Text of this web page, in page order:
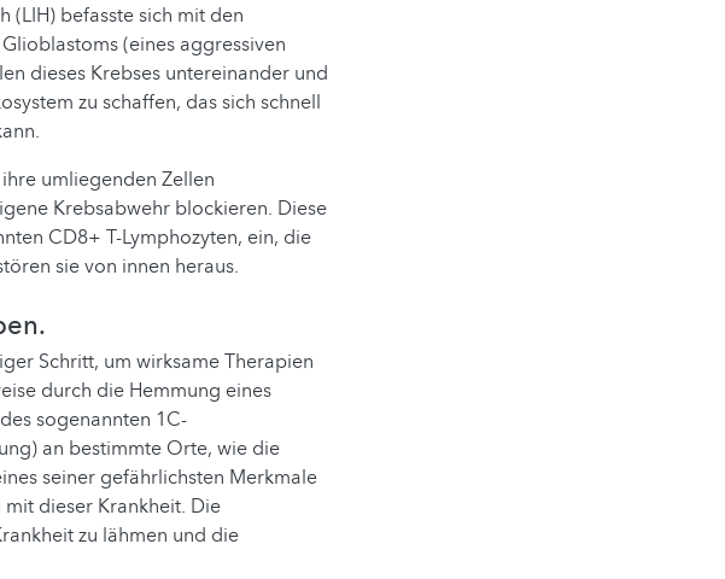
(LIH) befasste sich mit den
(eines aggressiven
dieses Krebses untereinander und
zu schaffen, das sich schnell
umliegenden Zellen
Krebsabwehr blockieren. Diese
CD8+ T-Lymphozyten, ein, die
sie von innen heraus.
Schritt, um wirksame Therapien
durch die Hemmung eines
sogenannten 1C-
an bestimmte Orte, wie die
seiner gefährlichsten Merkmale
dieser Krankheit. Die
zu lähmen und die